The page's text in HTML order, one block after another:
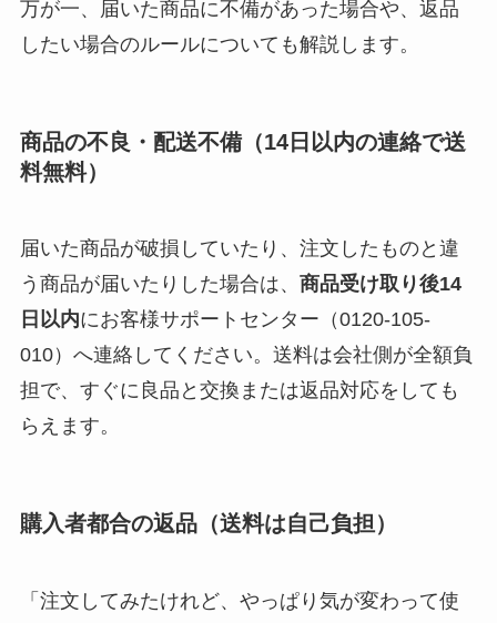
万が一、届いた商品に不備があった場合や、返品
したい場合のルールについても解説します。
商品の不良・配送不備（14日以内の連絡で送
料無料）
届いた商品が破損していたり、注文したものと違
う商品が届いたりした場合は、 商品受け取り後14
日以内にお客様サポートセンター（0120-105-
010）へ連絡してください。送料は会社側が全額負
担で、すぐに良品と交換または返品対応をしても
らえます。
購入者都合の返品（送料は自己負担）
「注文してみたけれど、やっぱり気が変わって使